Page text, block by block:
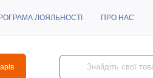
ЛОЯЛЬНОСТІ ПРО НАС